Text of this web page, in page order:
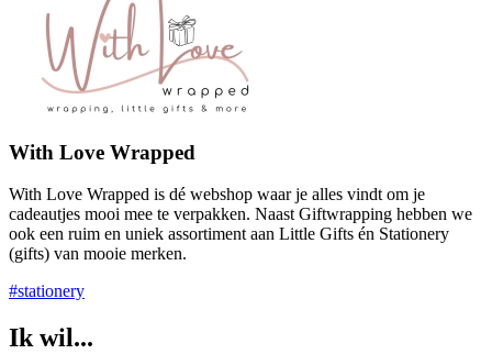
With Love Wrapped
With Love Wrapped is dé webshop waar je alles vindt om je
cadeautjes mooi mee te verpakken. Naast Giftwrapping hebben we
ook een ruim en uniek assortiment aan Little Gifts én Stationery
(gifts) van mooie merken.
#stationery
Ik wil...